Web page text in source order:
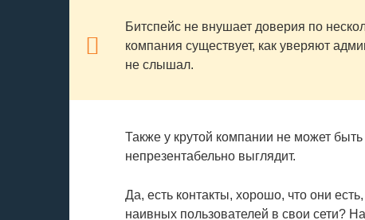
Битспейс не внушает доверия по
компания существует, как уверяют
не слышал.
Также у крутой компании не может
непрезентабельно выглядит.
Да, есть контакты, хорошо, что они
наивных пользователей в свои сети?